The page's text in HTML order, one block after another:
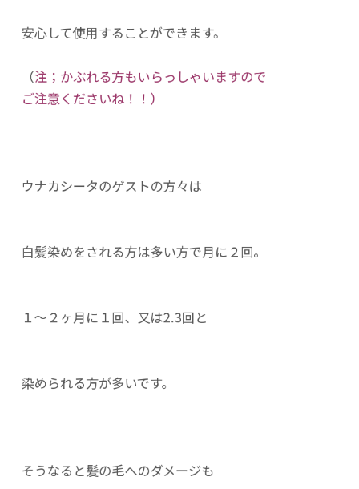
安心して使用することができます。
（注；かぶれる方もいらっしゃいますので
ご注意くださいね！！）
ウナカシータのゲストの方々は
白髪染めをされる方は多い方で月に２回。
１〜２ヶ月に１回、又は2.3回と
染められる方が多いです。
そうなると髪の毛へのダメージも